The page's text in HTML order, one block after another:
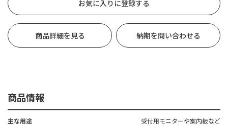
お気に入りに登録する
商品詳細を見る 納期を問い合わせる
商品情報
主な用途 受付用モニターや案内板など